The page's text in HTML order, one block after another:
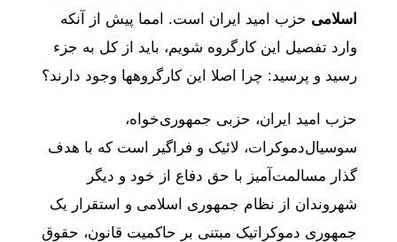
اسلامی حزب امید ایران است. امما پیش از آنکه
وارد تفصیل این کارگروه شویم، باید از کل به جزء
رسید و پرسید: چرا اصلا این کارگروه‎ها‌ وجود دارند؟
حزب امید ایران، حزبی جمهوری‌خواه،
سوسیال‌دموکرات، لائیک و فراگیر است که با هدف
گذار مسالمت‌آمیز با حق دفاع از خود و دیگر
شهروندان از نظام جمهوری اسلامی و استقرار یک
جمهوری دموکراتیک مبتنی بر حاکمیت قانون، حقوق